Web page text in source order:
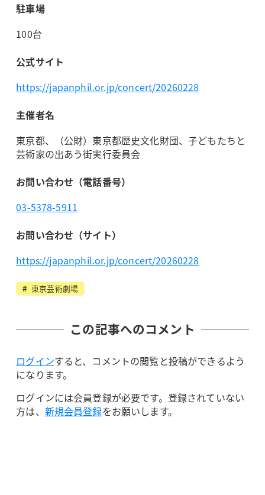
駐車場
100台
公式サイト
https://japanphil.or.jp/concert/20260228
主催者名
東京都、（公財）東京都歴史文化財団、子どもたちと
芸術家の出あう街実行委員会
お問い合わせ（電話番号）
03-5378-5911
お問い合わせ（サイト）
https://japanphil.or.jp/concert/20260228
東京芸術劇場
この記事へのコメント
ログインすると、コメントの閲覧と投稿ができるよう
になります。
ログインには会員登録が必要です。登録されていない
方は、 新規会員登録をお願いします。